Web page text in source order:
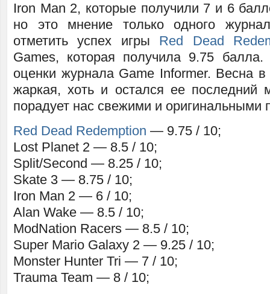
Iron Man 2, которые получили 7 и 6
но это мнение только одного
отметить успех игры Red Dead
Games, которая получила 9.75
оценки журнала Game Informer. Весна в
жаркая, хоть и остался ее
порадует нас свежими и оригинальными
Red Dead Redemption — 9.75 / 10;
Lost Planet 2 — 8.5 / 10;
Split/Second — 8.25 / 10;
Skate 3 — 8.75 / 10;
Iron Man 2 — 6 / 10;
Alan Wake — 8.5 / 10;
ModNation Racers — 8.5 / 10;
Super Mario Galaxy 2 — 9.25 / 10;
Monster Hunter Tri — 7 / 10;
Trauma Team — 8 / 10;